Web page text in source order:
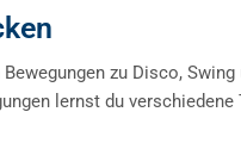
zu Disco,
lernst du